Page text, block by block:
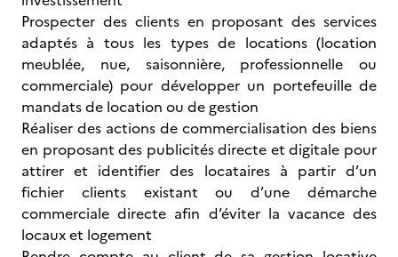
Prospecter des clients en proposant des services
adaptés à tous les types de locations (location
meublée, nue, saisonnière, professionnelle ou
commerciale) pour développer un portefeuille de
mandats de location ou de gestion
Réaliser des actions de commercialisation des biens
en proposant des publicités directe et digitale pour
attirer et identifier des locataires à partir d’un
fichier clients existant ou d’une démarche
commerciale directe afin d’éviter la vacance des
locaux et logement